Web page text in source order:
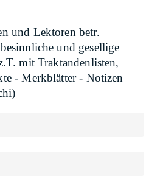
und Lektoren betr.
und gesellige
mit Traktandenlisten,
- Merkblätter - Notizen